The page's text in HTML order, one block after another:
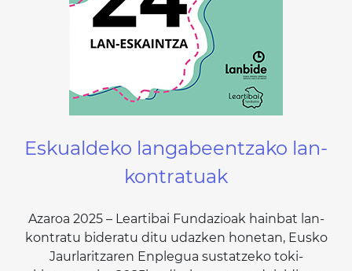
Eskualdeko langabeentzako lan-
kontratuak
Azaroa 2025 – Leartibai Fundazioak hainbat lan-
kontratu bideratu ditu udazken honetan, Eusko
Jaurlaritzaren Enplegua sustatzeko toki-